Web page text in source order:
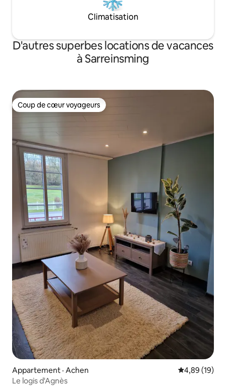
Climatisation
D'autres superbes locations de vacances
à Sarreinsming
Coup de cœur voyageurs
Coup de cœur voyageurs
Appartement · Achen Note
4,89 (19)
Le logis d'Agnès